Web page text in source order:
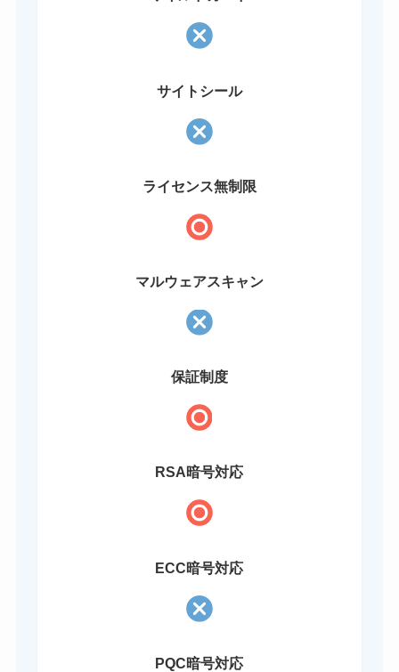
サイトシール
ライセンス無制限
マルウェアスキャン
保証制度
RSA暗号対応
ECC暗号対応
PQC暗号対応